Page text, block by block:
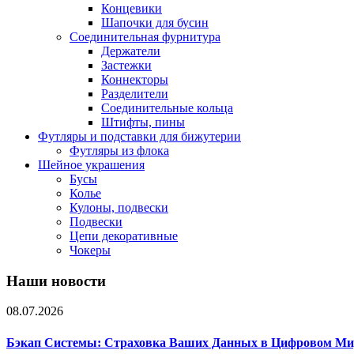
Концевики
Шапочки для бусин
Соединительная фурнитура
Держатели
Застежки
Коннекторы
Разделители
Соединительные кольца
Штифты, пины
Футляры и подставки для бижутерии
Футляры из флока
Шейное украшения
Бусы
Колье
Кулоны, подвески
Подвески
Цепи декоративные
Чокеры
Наши новости
08.07.2026
Бэкап Системы: Страховка Ваших Данных в Цифровом